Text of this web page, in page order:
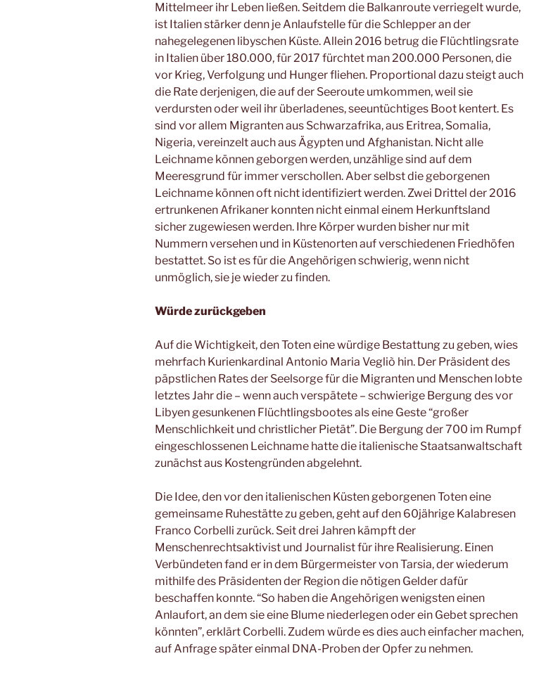
Mittelmeer ihr Leben ließen. Seitdem die Balkanroute verriegelt wurde,
ist Italien stärker denn je Anlaufstelle für die Schlepper an der
nahegelegenen libyschen Küste. Allein 2016 betrug die Flüchtlingsrate
in Italien über 180.000, für 2017 fürchtet man 200.000 Personen, die
vor Krieg, Verfolgung und Hunger fliehen. Proportional dazu steigt auch
die Rate derjenigen, die auf der Seeroute umkommen, weil sie
verdursten oder weil ihr überladenes, seeuntüchtiges Boot kentert. Es
sind vor allem Migranten aus Schwarzafrika, aus Eritrea, Somalia,
Nigeria, vereinzelt auch aus Ägypten und Afghanistan. Nicht alle
Leichname können geborgen werden, unzählige sind auf dem
Meeresgrund für immer verschollen. Aber selbst die geborgenen
Leichname können oft nicht identifiziert werden. Zwei Drittel der 2016
ertrunkenen Afrikaner konnten nicht einmal einem Herkunftsland
sicher zugewiesen werden. Ihre Körper wurden bisher nur mit
Nummern versehen und in Küstenorten auf verschiedenen Friedhöfen
bestattet. So ist es für die Angehörigen schwierig, wenn nicht
unmöglich, sie je wieder zu finden.
Würde zurückgeben
Auf die Wichtigkeit, den Toten eine würdige Bestattung zu geben, wies
mehrfach Kurienkardinal Antonio Maria Vegliò hin. Der Präsident des
päpstlichen Rates der Seelsorge für die Migranten und Menschen lobte
letztes Jahr die – wenn auch verspätete – schwierige Bergung des vor
Libyen gesunkenen Flüchtlingsbootes als eine Geste “großer
Menschlichkeit und christlicher Pietät”. Die Bergung der 700 im Rumpf
eingeschlossenen Leichname hatte die italienische Staatsanwaltschaft
zunächst aus Kostengründen abgelehnt.
Die Idee, den vor den italienischen Küsten geborgenen Toten eine
gemeinsame Ruhestätte zu geben, geht auf den 60jährige Kalabresen
Franco Corbelli zurück. Seit drei Jahren kämpft der
Menschenrechtsaktivist und Journalist für ihre Realisierung. Einen
Verbündeten fand er in dem Bürgermeister von Tarsia, der wiederum
mithilfe des Präsidenten der Region die nötigen Gelder dafür
beschaffen konnte. “So haben die Angehörigen wenigsten einen
Anlaufort, an dem sie eine Blume niederlegen oder ein Gebet sprechen
könnten”, erklärt Corbelli. Zudem würde es dies auch einfacher machen,
auf Anfrage später einmal DNA-Proben der Opfer zu nehmen.